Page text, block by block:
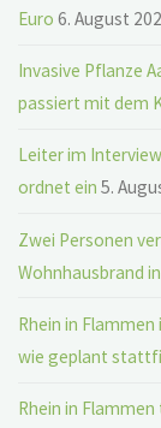
Euro 6. August
Invasive Pflanze
passiert mit dem
Leiter im
ordnet ein 5.
Zwei Personen
Wohnhausbrand
Rhein in
wie geplant
Rhein in